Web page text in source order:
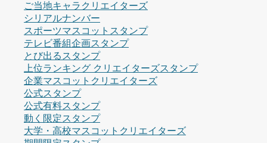
ご当地キャラクリエイターズ
シリアルナンバー
スポーツマスコットスタンプ
テレビ番組企画スタンプ
とび出るスタンプ
上位ランキング クリエイターズスタンプ
企業マスコットクリエイターズ
公式スタンプ
公式有料スタンプ
動く限定スタンプ
大学・高校マスコットクリエイターズ